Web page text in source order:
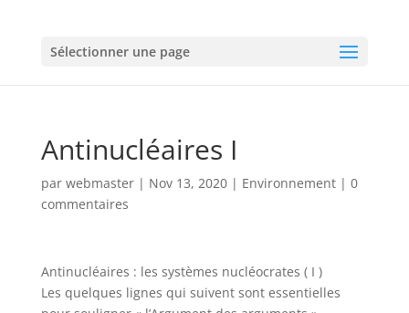
Sélectionner une page
Antinucléaires I
par webmaster| Nov 13, 2020| Environnement| 0
commentaires
Antinucléaires : les systèmes nucléocrates ( I )
Les quelques lignes qui suivent sont essentielles